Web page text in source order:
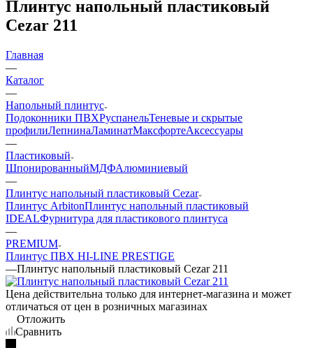
Плинтус напольный пластиковый
Cezar 211
Главная
—
Каталог
—
Напольный плинтус
Подоконники ПВХРуспанельТеневые и скрытые
профилиЛепнинаЛаминатМаксфортеАксессуары
—
Пластиковый
ШпонированныйМДФАлюминиевый
—
Плинтус напольный пластиковый Cezar
Плинтус ArbitonПлинтус напольный пластиковый
IDEALФурнитура для пластикового плинтуса
—
PREMIUM
Плинтус ПВХ HI-LINE PRESTIGE
—Плинтус напольный пластиковый Cezar 211
Цена действительна только для интернет-магазина и может
отличаться от цен в розничных магазинах
Отложить
Сравнить